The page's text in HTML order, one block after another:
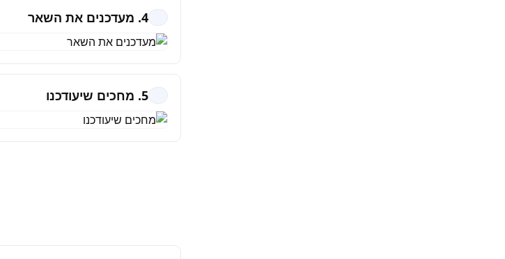
4. מעדכנים את השאר
5. מחכים שיעודכנו